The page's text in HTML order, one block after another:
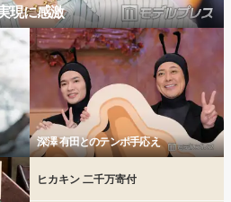
現に感激
深澤 有田とのテンポ手応え
ヒカキン 二千万寄付